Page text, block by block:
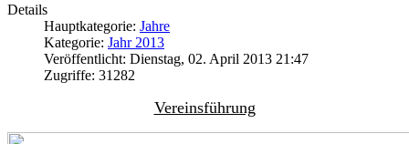
Details
Hauptkategorie: Jahre
Kategorie: Jahr 2013
Veröffentlicht: Dienstag, 02. April 2013 21:47
Zugriffe: 31282
Vereinsführung